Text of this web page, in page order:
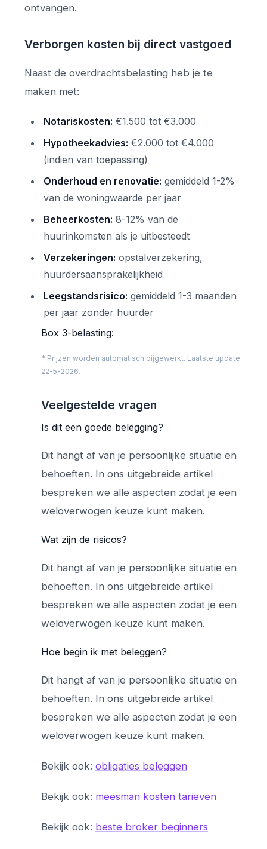
ontvangen.
Verborgen kosten bij direct vastgoed
Naast de overdrachtsbelasting heb je te
maken met:
Notariskosten: €1.500 tot €3.000
Hypotheekadvies: €2.000 tot €4.000
(indien van toepassing)
Onderhoud en renovatie: gemiddeld 1-2%
van de woningwaarde per jaar
Beheerkosten: 8-12% van de
huurinkomsten als je uitbesteedt
Verzekeringen: opstalverzekering,
huurdersaansprakelijkheid
Leegstandsrisico: gemiddeld 1-3 maanden
per jaar zonder huurder
Box 3-belasting:
* Prijzen worden automatisch bijgewerkt. Laatste update:
22-5-2026.
Veelgestelde vragen
Is dit een goede belegging?
Dit hangt af van je persoonlijke situatie en
behoeften. In ons uitgebreide artikel
bespreken we alle aspecten zodat je een
weloverwogen keuze kunt maken.
Wat zijn de risicos?
Dit hangt af van je persoonlijke situatie en
behoeften. In ons uitgebreide artikel
bespreken we alle aspecten zodat je een
weloverwogen keuze kunt maken.
Hoe begin ik met beleggen?
Dit hangt af van je persoonlijke situatie en
behoeften. In ons uitgebreide artikel
bespreken we alle aspecten zodat je een
weloverwogen keuze kunt maken.
Bekijk ook: obligaties beleggen
Bekijk ook: meesman kosten tarieven
Bekijk ook: beste broker beginners